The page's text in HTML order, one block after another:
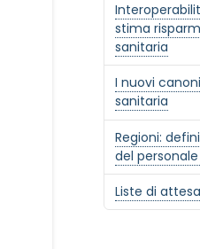
stima
sanitaria
I nuovi
sanitaria
Regioni:
del
Liste di